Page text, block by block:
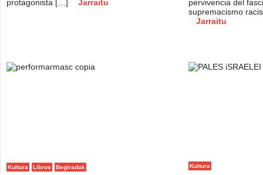
protagonista […]
Jarraitu
pervivencia del
supremacismo
Jarraitu
Kultura Libros Begiradak Kultura